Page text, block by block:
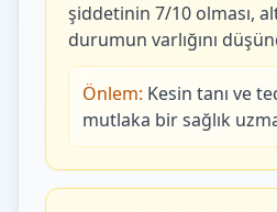
şiddetinin 7/10 olması,
durumun varlığını
Önlem: Kesin tanı ve
mutlaka bir sağlık